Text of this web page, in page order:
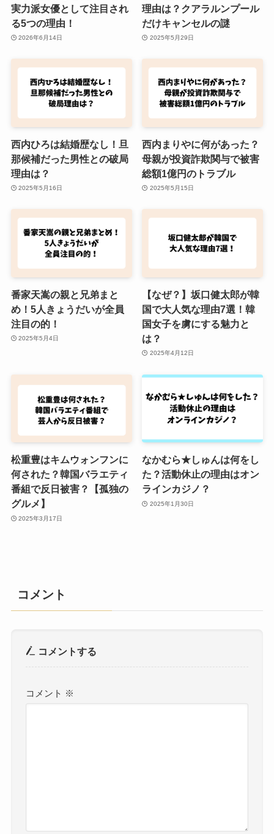
実力派女優として注目され
る5つの理由！
2026年6月14日
理由は？クアラルンプール
だけキャンセルの謎
2025年5月29日
西内ひろは結婚歴なし！旦
那候補だった男性との破局
理由は？
2025年5月16日
西内まりやに何があった？
母親が投資詐欺関与で被害
総額1億円のトラブル
2025年5月15日
番家天嵩の親と兄弟まと
め！5人きょうだいが全員
注目の的！
2025年5月4日
【なぜ？】坂口健太郎が韓
国で大人気な理由7選！韓
国女子を虜にする魅力と
は？
2025年4月12日
松重豊はキムウォンフンに
何された？韓国バラエティ
番組で反日被害？【孤独の
グルメ】
2025年3月17日
なかむら★しゅんは何をし
た？活動休止の理由はオン
ラインカジノ？
2025年1月30日
コメント
コメントする
コメント ※